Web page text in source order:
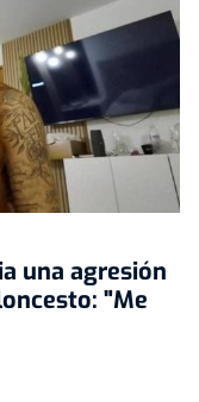
una agresión
"Me